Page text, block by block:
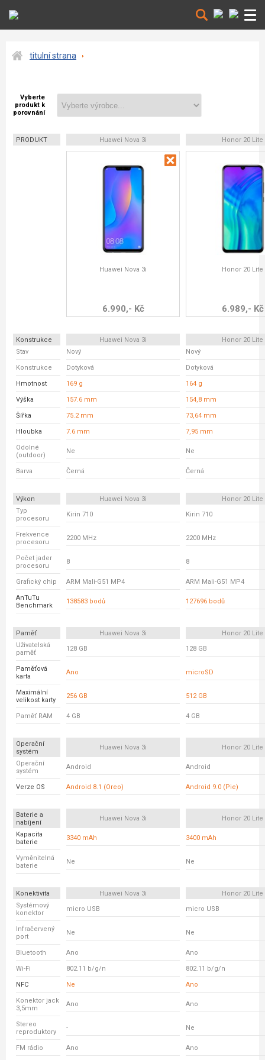
titulní strana
Vyberte
produkt k
porovnání
PRODUKT Huawei Nova 3i Honor 20 Lite
Huawei Nova 3i
6.990,- Kč
Honor 20 Lite
6.989,- Kč
Konstrukce Huawei Nova 3i
Honor 20 Lite
Stav
Nový Nový
Konstrukce Dotyková Dotyková
Hmotnost 169 g 164 g
Výška 157.6 mm 154,8 mm
Šířka 75.2 mm 73,64 mm
Hloubka 7.6 mm 7,95 mm
Odolné
(outdoor)
Ne Ne
Barva Černá Černá
Výkon Huawei Nova 3i
Honor 20 Lite
Typ
procesoru
Kirin 710 Kirin 710
Frekvence
procesoru
2200 MHz 2200 MHz
Počet jader
procesoru
8 8
Grafický chip ARM Mali-G51 MP4 ARM Mali-G51 MP4
AnTuTu
Benchmark
138583 bodů 127696 bodů
Paměť Huawei Nova 3i
Honor 20 Lite
Uživatelská
paměť
128 GB 128 GB
Paměťová
karta
Ano microSD
Maximální
velikost karty
256 GB 512 GB
Paměť RAM 4 GB 4 GB
Operační
systém
Huawei Nova 3i Honor 20 Lite
Operační
systém
Android Android
Verze OS Android 8.1 (Oreo) Android 9.0 (Pie)
Baterie a
nabíjení
Huawei Nova 3i Honor 20 Lite
Kapacita
baterie
3340 mAh 3400 mAh
Vyměnitelná
baterie
Ne Ne
Konektivita Huawei Nova 3i
Honor 20 Lite
Systémový
konektor
micro USB micro USB
Infračervený
port
Ne Ne
Bluetooth Ano Ano
Wi-Fi 802.11 b/g/n 802.11 b/g/n
NFC Ne Ano
Konektor jack
3,5mm
Ano Ano
Stereo
reproduktory
- Ne
FM rádio Ano Ano